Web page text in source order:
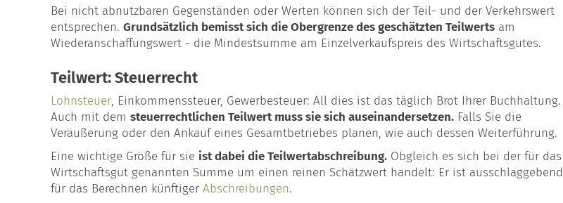
Bei nicht abnutzbaren Gegenständen oder Werten können sich der Teil- und der Verkehrswert
entsprechen. Grundsätzlich bemisst sich die Obergrenze des geschätzten Teilwerts am
Wiederanschaffungswert - die Mindestsumme am Einzelverkaufspreis des Wirtschaftsgutes.
Teilwert: Steuerrecht
Lohnsteuer, Einkommenssteuer, Gewerbesteuer: All dies ist das täglich Brot Ihrer Buchhaltung.
Auch mit dem steuerrechtlichen Teilwert muss sie sich auseinandersetzen. Falls Sie die
Veräußerung oder den Ankauf eines Gesamtbetriebes planen, wie auch dessen Weiterführung.
Eine wichtige Größe für sie ist dabei die Teilwertabschreibung. Obgleich es sich bei der für das
Wirtschaftsgut genannten Summe um einen reinen Schätzwert handelt: Er ist ausschlaggebend
für das Berechnen künftiger Abschreibungen.